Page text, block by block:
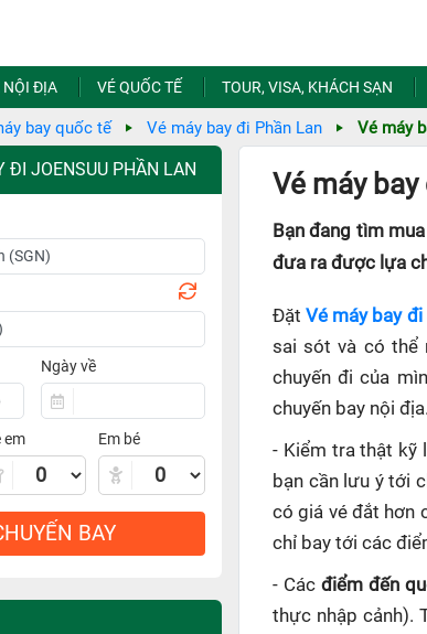
NỘI ĐỊA VÉ QUỐC TẾ TOUR, VISA, KHÁCH SẠN
bay quốc tế Vé máy bay đi Phần Lan Vé máy
ĐI JOENSUU PHẦN LAN
Ngày về
em Em bé
BAY
Vé máy
Bạn đang tìm
đưa ra được lựa
ĐặtVé máy bay
sai sót và có thể
chuyến đi của
chuyến bay nội
- Kiểm tra thật kỹ
bạn cần lưu ý tới
có giá vé đắt hơn
chỉ bay tới các
- Các điểm đến
thực nhập cảnh).